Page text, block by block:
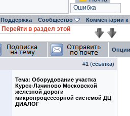
Ошибка
Поддержка Сообщество Комментарии
Перейти в раздел этой
#1 (ссылка)
Тема: Оборудование участка
Курск-Лачиново Московской
железной дороги
микропроцессорной системой ДЦ
ДИАЛОГ